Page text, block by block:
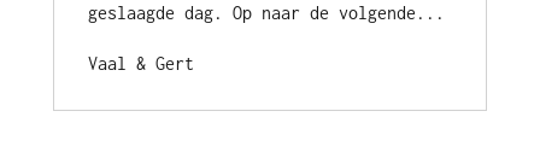
geslaagde dag. Op naar de volgende...
Vaal & Gert